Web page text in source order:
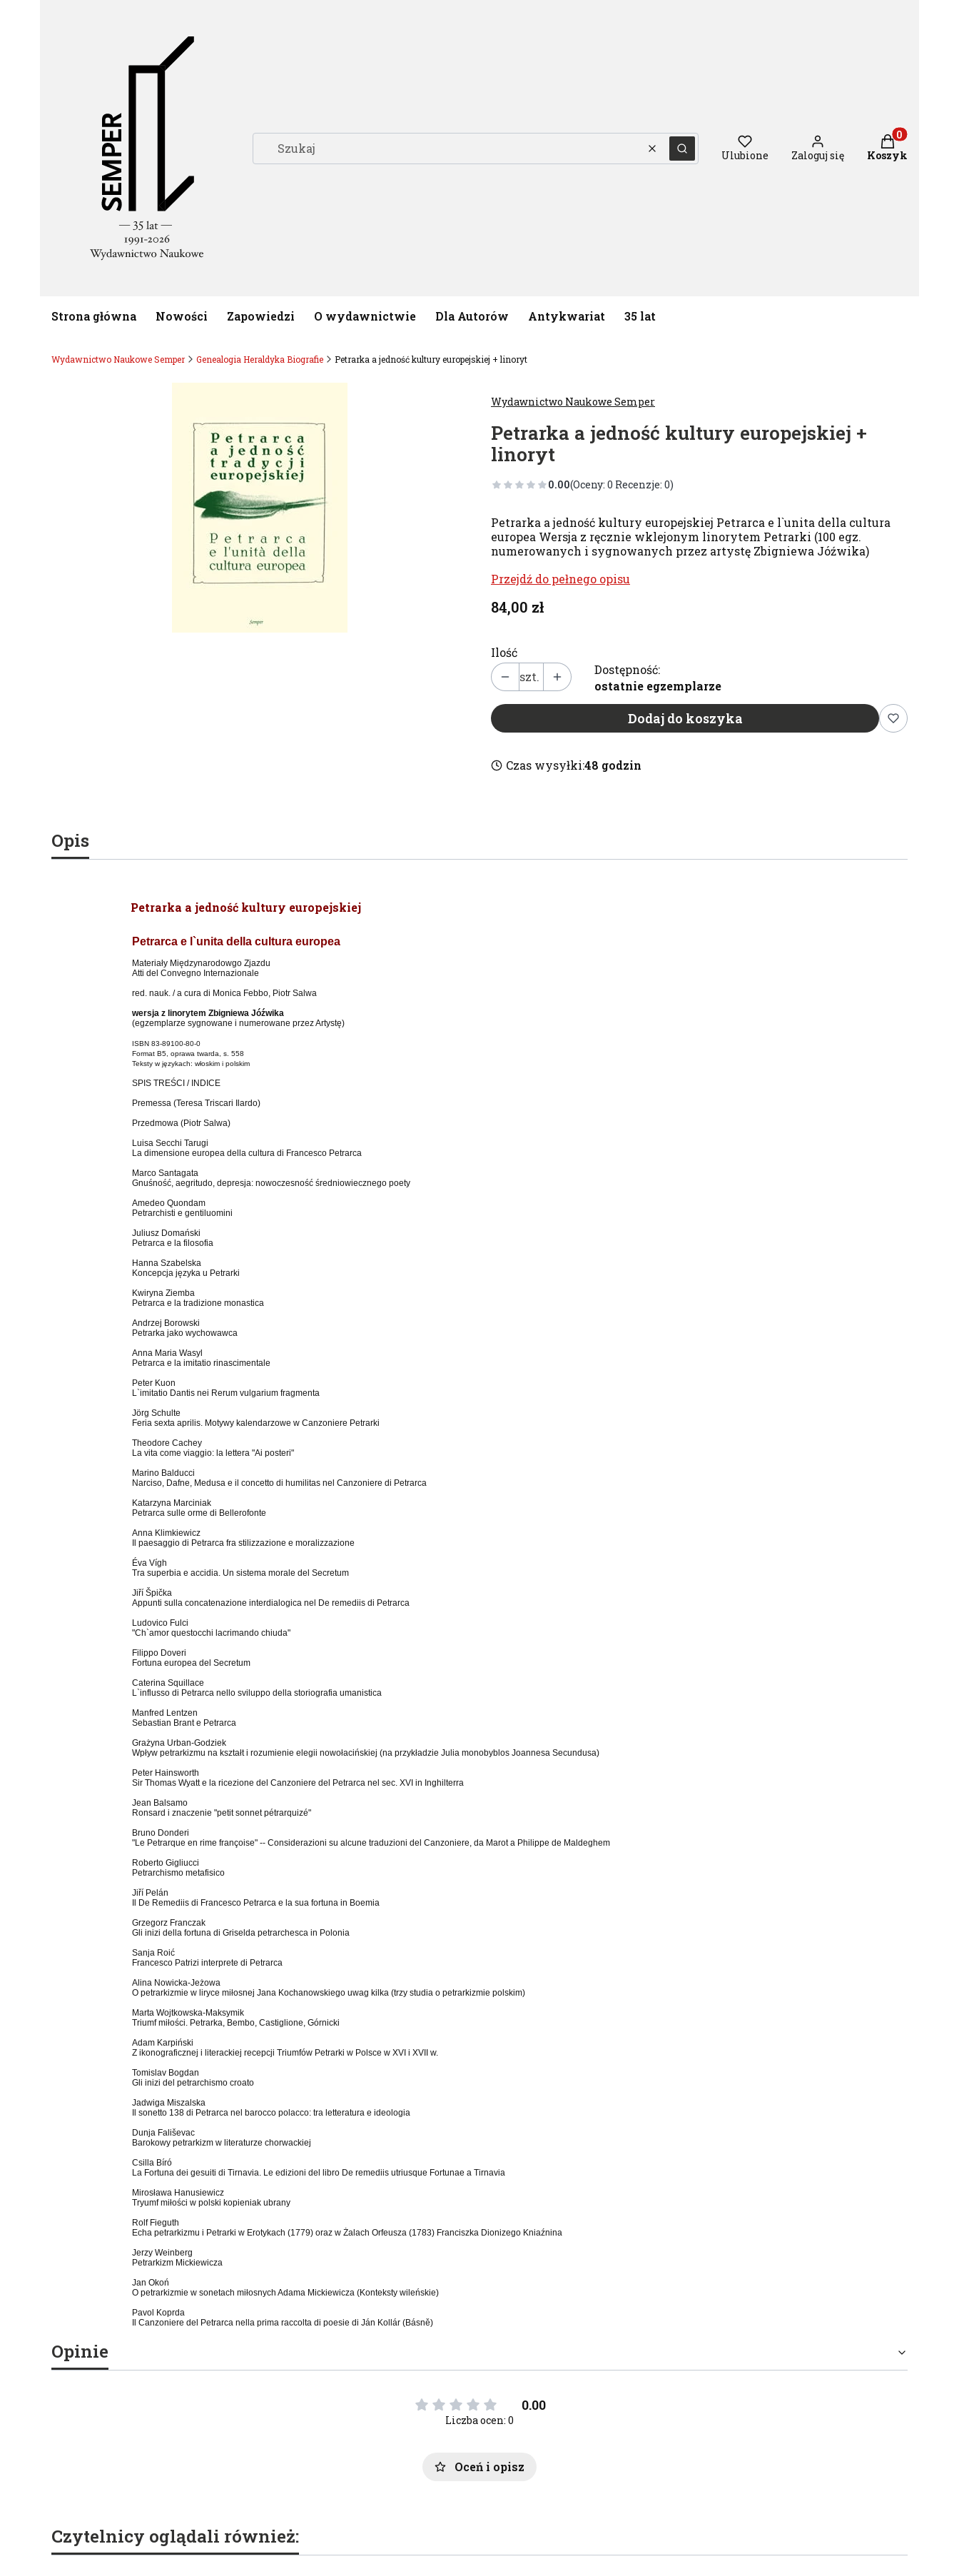
WyczyśćSzukaj Ulubione Zaloguj się
Produkty w
Koszyk
Strona główna Nowości Zapowiedzi O wydawnictwie Dla Autorów Antykwariat 35 lat
Wydawnictwo Naukowe Semper Genealogia Heraldyka Biografie Petrarka a jedność kultury europejskiej + linoryt
Wydawnictwo Naukowe Semper
Petrarka a jedność kultury europejskiej +
linoryt
0.00(Oceny: 0 Recenzje: 0)
Petrarka a jedność kultury europejskiej Petrarca e l`unita della cultura
europea Wersja z ręcznie wklejonym linorytem Petrarki (100 egz.
numerowanych i sygnowanych przez artystę Zbigniewa Jóźwika)
Przejdź do pełnego opisu
Cena
84,00 zł
Ilość
szt.
Dostępność:
ostatnie egzemplarze
Dodaj do koszyka
Czas wysyłki:48 godzin
Opis
Petrarka a jedność kultury europejskiej
Petrarca e l`unita della cultura europea
Materiały Międzynarodowgo Zjazdu
Atti del Convegno Internazionale
red. nauk. / a cura di Monica Febbo, Piotr Salwa
wersja z linorytem Zbigniewa Jóźwika
(egzemplarze sygnowane i numerowane przez Artystę)
ISBN 83-89100-80-0
Format B5, oprawa twarda, s. 558
Teksty w językach: włoskim i polskim
SPIS TREŚCI / INDICE
Premessa (Teresa Triscari Ilardo)
Przedmowa (Piotr Salwa)
Luisa Secchi Tarugi
La dimensione europea della cultura di Francesco Petrarca
Marco Santagata
Gnuśność, aegritudo, depresja: nowoczesność średniowiecznego poety
Amedeo Quondam
Petrarchisti e gentiluomini
Juliusz Domański
Petrarca e la filosofia
Hanna Szabelska
Koncepcja języka u Petrarki
Kwiryna Ziemba
Petrarca e la tradizione monastica
Andrzej Borowski
Petrarka jako wychowawca
Anna Maria Wasyl
Petrarca e la imitatio rinascimentale
Peter Kuon
L`imitatio Dantis nei Rerum vulgarium fragmenta
Jörg Schulte
Feria sexta aprilis. Motywy kalendarzowe w Canzoniere Petrarki
Theodore Cachey
La vita come viaggio: la lettera "Ai posteri"
Marino Balducci
Narciso, Dafne, Medusa e il concetto di humilitas nel Canzoniere di Petrarca
Katarzyna Marciniak
Petrarca sulle orme di Bellerofonte
Anna Klimkiewicz
Il paesaggio di Petrarca fra stilizzazione e moralizzazione
Éva Vígh
Tra superbia e accidia. Un sistema morale del Secretum
Jiří Špička
Appunti sulla concatenazione interdialogica nel De remediis di Petrarca
Ludovico Fulci
"Ch`amor questocchi lacrimando chiuda"
Filippo Doveri
Fortuna europea del Secretum
Caterina Squillace
L`influsso di Petrarca nello sviluppo della storiografia umanistica
Manfred Lentzen
Sebastian Brant e Petrarca
Grażyna Urban-Godziek
Wpływ petrarkizmu na kształt i rozumienie elegii nowołacińskiej (na przykładzie Julia monobyblos Joannesa Secundusa)
Peter Hainsworth
Sir Thomas Wyatt e la ricezione del Canzoniere del Petrarca nel sec. XVI in Inghilterra
Jean Balsamo
Ronsard i znaczenie "petit sonnet pétrarquizé"
Bruno Donderi
"Le Petrarque en rime françoise" -- Considerazioni su alcune traduzioni del Canzoniere, da Marot a Philippe de Maldeghem
Roberto Gigliucci
Petrarchismo metafisico
Jiří Pelán
Il De Remediis di Francesco Petrarca e la sua fortuna in Boemia
Grzegorz Franczak
Gli inizi della fortuna di Griselda petrarchesca in Polonia
Sanja Roić
Francesco Patrizi interprete di Petrarca
Alina Nowicka-Jeżowa
O petrarkizmie w liryce miłosnej Jana Kochanowskiego uwag kilka (trzy studia o petrarkizmie polskim)
Marta Wojtkowska-Maksymik
Triumf miłości. Petrarka, Bembo, Castiglione, Górnicki
Adam Karpiński
Z ikonograficznej i literackiej recepcji Triumfów Petrarki w Polsce w XVI i XVII w.
Tomislav Bogdan
Gli inizi del petrarchismo croato
Jadwiga Miszalska
Il sonetto 138 di Petrarca nel barocco polacco: tra letteratura e ideologia
Dunja Fališevac
Barokowy petrarkizm w literaturze chorwackiej
Csilla Bíró
La Fortuna dei gesuiti di Tirnavia. Le edizioni del libro De remediis utriusque Fortunae a Tirnavia
Mirosława Hanusiewicz
Tryumf miłości w polski kopieniak ubrany
Rolf Fieguth
Echa petrarkizmu i Petrarki w Erotykach (1779) oraz w Żalach Orfeusza (1783) Franciszka Dionizego Kniaźnina
Jerzy Weinberg
Petrarkizm Mickiewicza
Jan Okoń
O petrarkizmie w sonetach miłosnych Adama Mickiewicza (Konteksty wileńskie)
Pavol Koprda
Il Canzoniere del Petrarca nella prima raccolta di poesie di Ján Kollár (Básně)
Opinie
0.00
Liczba ocen: 0
Oceń i opisz
Czytelnicy oglądali również: